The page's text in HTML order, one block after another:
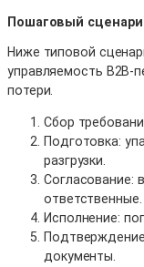
Пошаговый
Ниже типовой
управляемость B2B-
потери.
Сбор
Подготовка:
разгрузки.
Согласование:
ответственные.
Исполнение:
документы.